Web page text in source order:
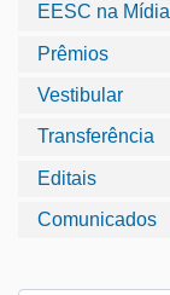
EESC na Mídia
Prêmios
Vestibular
Transferência
Editais
Comunicados